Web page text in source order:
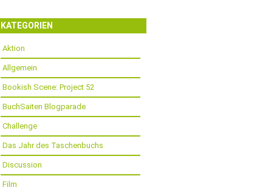
KATEGORIEN
Aktion
Allgemein
Bookish Scene: Project 52
BuchSaiten Blogparade
Challenge
Das Jahr des Taschenbuchs
Discussion
Film